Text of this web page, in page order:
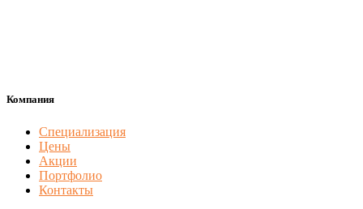
Компания
Специализация
Цены
Акции
Портфолио
Контакты